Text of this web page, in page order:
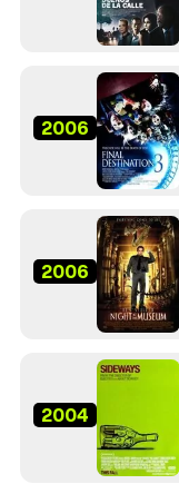
2006
2006
2004